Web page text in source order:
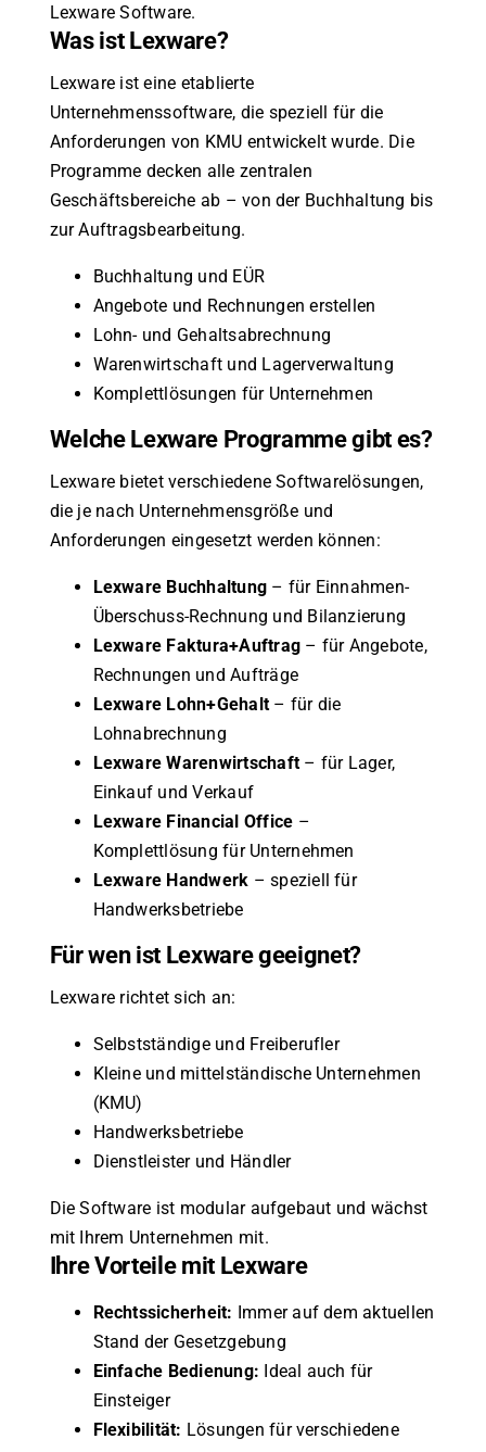
Lexware Software.
Was ist Lexware?
Lexware ist eine etablierte
Unternehmenssoftware, die speziell für die
Anforderungen von KMU entwickelt wurde. Die
Programme decken alle zentralen
Geschäftsbereiche ab – von der Buchhaltung bis
zur Auftragsbearbeitung.
Buchhaltung und EÜR
Angebote und Rechnungen erstellen
Lohn- und Gehaltsabrechnung
Warenwirtschaft und Lagerverwaltung
Komplettlösungen für Unternehmen
Welche Lexware Programme gibt es?
Lexware bietet verschiedene Softwarelösungen,
die je nach Unternehmensgröße und
Anforderungen eingesetzt werden können:
Lexware Buchhaltung – für Einnahmen-
Überschuss-Rechnung und Bilanzierung
Lexware Faktura+Auftrag – für Angebote,
Rechnungen und Aufträge
Lexware Lohn+Gehalt – für die
Lohnabrechnung
Lexware Warenwirtschaft – für Lager,
Einkauf und Verkauf
Lexware Financial Office –
Komplettlösung für Unternehmen
Lexware Handwerk – speziell für
Handwerksbetriebe
Für wen ist Lexware geeignet?
Lexware richtet sich an:
Selbstständige und Freiberufler
Kleine und mittelständische Unternehmen
(KMU)
Handwerksbetriebe
Dienstleister und Händler
Die Software ist modular aufgebaut und wächst
mit Ihrem Unternehmen mit.
Ihre Vorteile mit Lexware
Rechtssicherheit: Immer auf dem aktuellen
Stand der Gesetzgebung
Einfache Bedienung: Ideal auch für
Einsteiger
Flexibilität: Lösungen für verschiedene